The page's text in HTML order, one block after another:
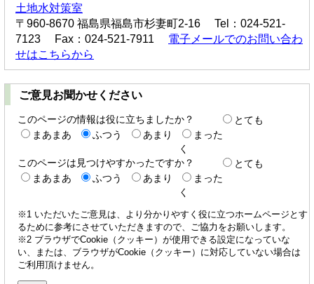
土地水対策室
〒960-8670 福島県福島市杉妻町2-16 Tel：024-521-
7123 Fax：024-521-7911 電子メールでのお問い合わ
せはこちらから
ご意見お聞かせください
このページの情報は役に立ちましたか？
とても
まあまあ
ふつう あまり
まった
く
このページは見つけやすかったですか？
とても
まあまあ
ふつう あまり
まった
く
※1 いただいたご意見は、より分かりやすく役に立つホームページとす
るために参考にさせていただきますので、ご協力をお願いします。
※2 ブラウザでCookie（クッキー）が使用できる設定になっていな
い、または、ブラウザがCookie（クッキー）に対応していない場合は
ご利用頂けません。